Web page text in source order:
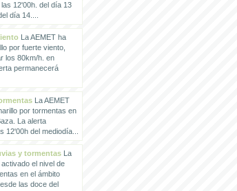
12'00h. del día 13
día 14....
La AEMET ha
por fuerte viento,
los 80km/h. en
permanecerá
La AEMET
por tormentas en
La alerta
del mediodía...
y tormentasLa
el nivel de
en el ámbito
las doce del